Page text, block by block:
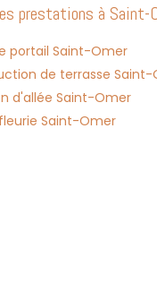
prestations à Saint-
portail Saint-Omer
de terrasse Saint-
d'allée Saint-Omer
Saint-Omer